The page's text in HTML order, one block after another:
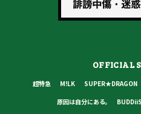
OFFICIAL
超特急 M!LK SUPER★DRAGON
原因は自分にある。
BUDDiiS